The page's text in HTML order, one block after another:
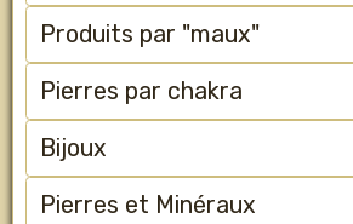
Produits par "maux"
Pierres par chakra
Bijoux
Pierres et Minéraux